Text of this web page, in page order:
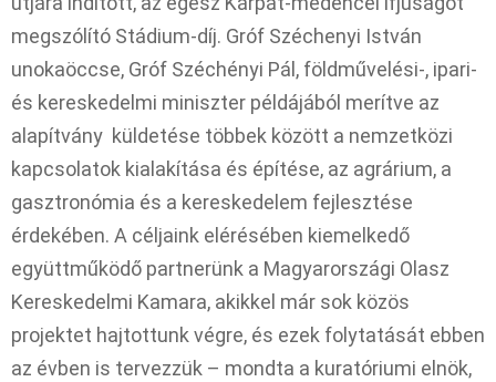
megszólító Stádium-díj. Gróf Széchenyi István
unokaöccse, Gróf Széchényi Pál, földművelési-, ipari-
és kereskedelmi miniszter példájából merítve az
alapítvány küldetése többek között a nemzetközi
kapcsolatok kialakítása és építése, az agrárium, a
gasztronómia és a kereskedelem fejlesztése
érdekében. A céljaink elérésében kiemelkedő
együttműködő partnerünk a Magyarországi Olasz
Kereskedelmi Kamara, akikkel már sok közös
projektet hajtottunk végre, és ezek folytatását ebben
az évben is tervezzük – mondta a kuratóriumi elnök,